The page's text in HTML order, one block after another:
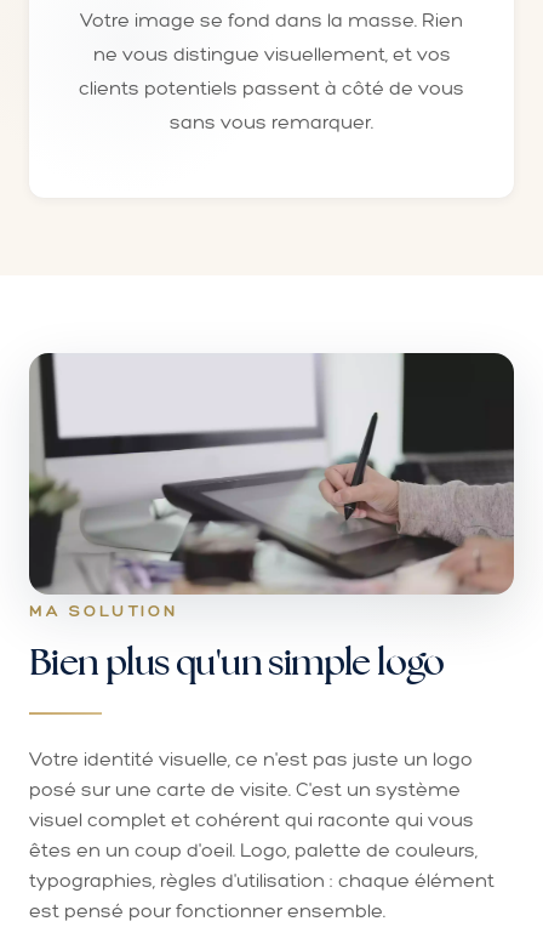
Votre image se fond dans la masse. Rien
ne vous distingue visuellement, et vos
clients potentiels passent à côté de vous
sans vous remarquer.
MA SOLUTION
Bien plus qu'un simple logo
Votre identité visuelle, ce n'est pas juste un logo
posé sur une carte de visite. C'est un système
visuel complet et cohérent qui raconte qui vous
êtes en un coup d'oeil. Logo, palette de couleurs,
typographies, règles d'utilisation : chaque élément
est pensé pour fonctionner ensemble.